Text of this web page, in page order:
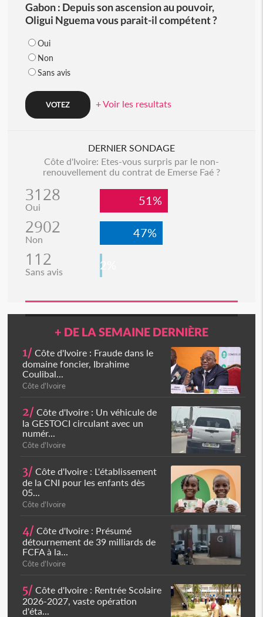
Gabon : Depuis son ascension au pouvoir,
Oligui Nguema vous parait-il compétent ?
Oui
Non
Sans avis
+ Voir les resultats
DERNIER SONDAGE
Côte d'Ivoire: Etes-vous surpris par le non-
renouvellement du contrat de Emerse Faé ?
3128
Oui 51%
2902
Non 47%
112
Sans avis 2%
+ DE LA SEMAINE DERNIÈRE
1/ Côte d'Ivoire : Fraude dans le
domaine foncier, Ibrahime
Coulibal...
Côte d'Ivoire
2/ Côte d'Ivoire : Un véhicule de
la GESTOCI circulant avec un
numér...
Côte d'Ivoire
3/ Côte d'Ivoire : L'établissement
de la CNI pour les enfants dès
05...
Côte d'Ivoire
4/ Côte d'Ivoire : Présumé
détournement de 39 milliards de
FCFA à la...
Côte d'Ivoire
5/ Côte d'Ivoire : Rentrée Scolaire
2026-2027, vaste opération
d'éta...